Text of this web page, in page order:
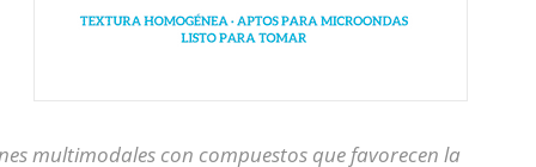
multimodales con compuestos que favorecen la